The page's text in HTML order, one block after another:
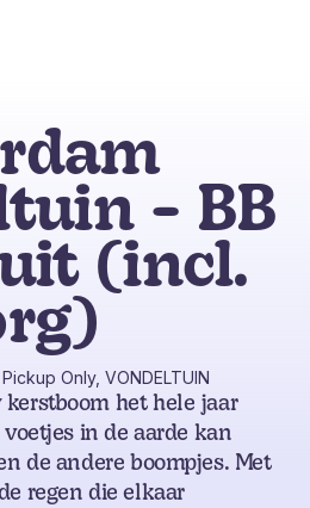
- BB
(incl.
Only, VONDELTUIN
het hele jaar
in de aarde kan
de andere boompjes. Met
regen die elkaar